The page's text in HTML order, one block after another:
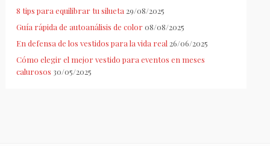
8 tips para equilibrar tu silueta 29/08/2025
Guía rápida de autoanálisis de color 08/08/2025
En defensa de los vestidos para la vida real 26/06/2025
Cómo elegir el mejor vestido para eventos en meses
calurosos 30/05/2025